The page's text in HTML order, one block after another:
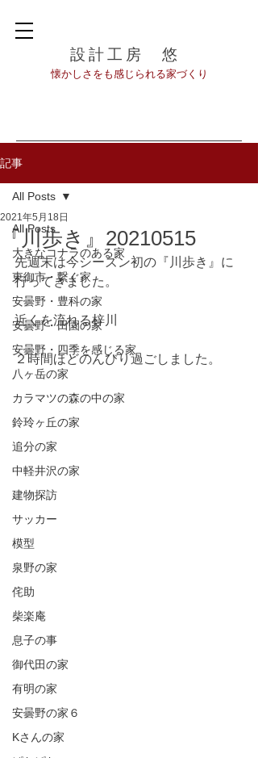
設計工房 悠
​懐かしさをも感じられる家づくり
記事
All Posts
大きなコナラのある家
東御市・繋ぐ家
安曇野・豊科の家
安曇野・田園の家
安曇野・四季を感じる家
八ヶ岳の家
カラマツの森の中の家
鈴玲ヶ丘の家
追分の家
中軽井沢の家
建物探訪
サッカー
模型
泉野の家
侘助
柴楽庵
息子の事
御代田の家
有明の家
安曇野の家６
Kさんの家
All Posts
『川歩き』20210515
2021年5月18日
先週末は今シーズン初の『川歩き』に
行ってきました。
近くを流れる梓川
２時間ほどのんびり過ごしました。